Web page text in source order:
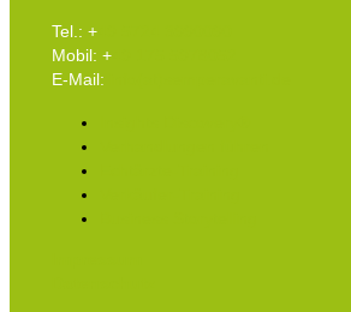
Tel.: +
Mobil: +
E-Mail: